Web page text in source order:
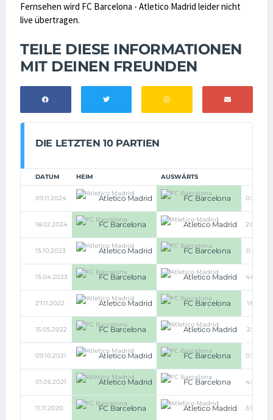
Fernsehen wird FC Barcelona - Atletico Madrid leider nicht
live übertragen.
TEILE DIESE INFORMATIONEN
MIT DEINEN FREUNDEN
DIE LETZTEN 10 PARTIEN
DATUM HEIM AUSWÄRTS
09.11.2024 Atletico Madrid FC Barcelona 0:3
18.02.2024 FC Barcelona Atletico Madrid 2:0
15.10.2023 Atletico Madrid FC Barcelona 0:1
15.04.2023 FC Barcelona Atletico Madrid 4:0
27.11.2022 Atletico Madrid FC Barcelona 1:6
15.05.2022 FC Barcelona Atletico Madrid 2:1
09.10.2021 Atletico Madrid FC Barcelona 0:3
01.06.2021 Atletico Madrid FC Barcelona 4:3
11.11.2020 FC Barcelona Atletico Madrid 3:0